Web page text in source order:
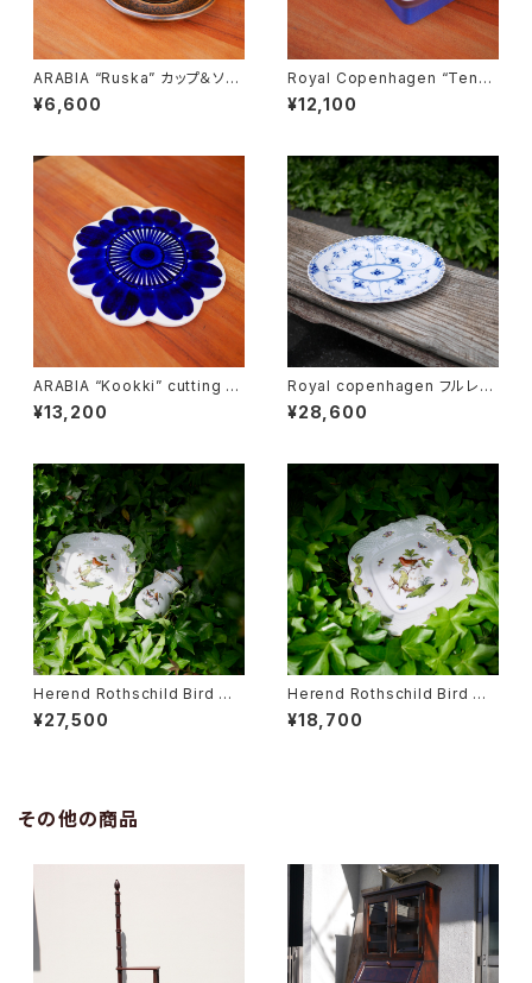
ARABIA “Ruska” カップ＆ソー
サー
¥6,600
Royal Copenhagen “Tener
a” Butter Case
¥12,100
ARABIA “Kookki” cutting b
oard
¥13,200
Royal copenhagen フルレー
ス オーバルディッシュ
¥28,600
Herend Rothschild Bird ミ
ニティーポット
¥27,500
Herend Rothschild Bird ハ
ンドル付ケーキプレート
¥18,700
その他の商品